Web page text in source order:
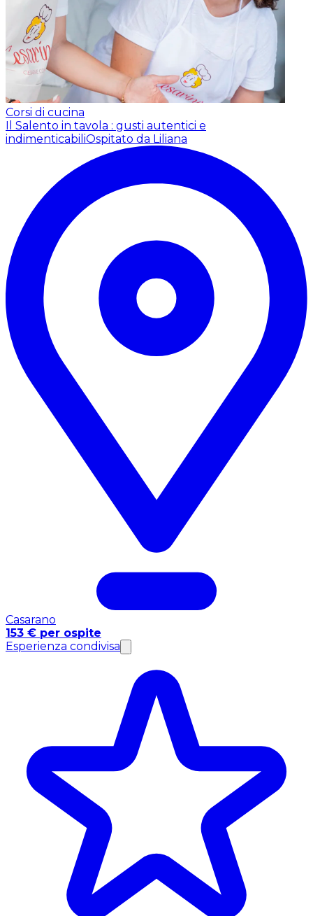
Corsi di cucina
Il Salento in tavola : gusti autentici e
indimenticabiliOspitato da Liliana
Casarano
153 € per ospite
Esperienza condivisa